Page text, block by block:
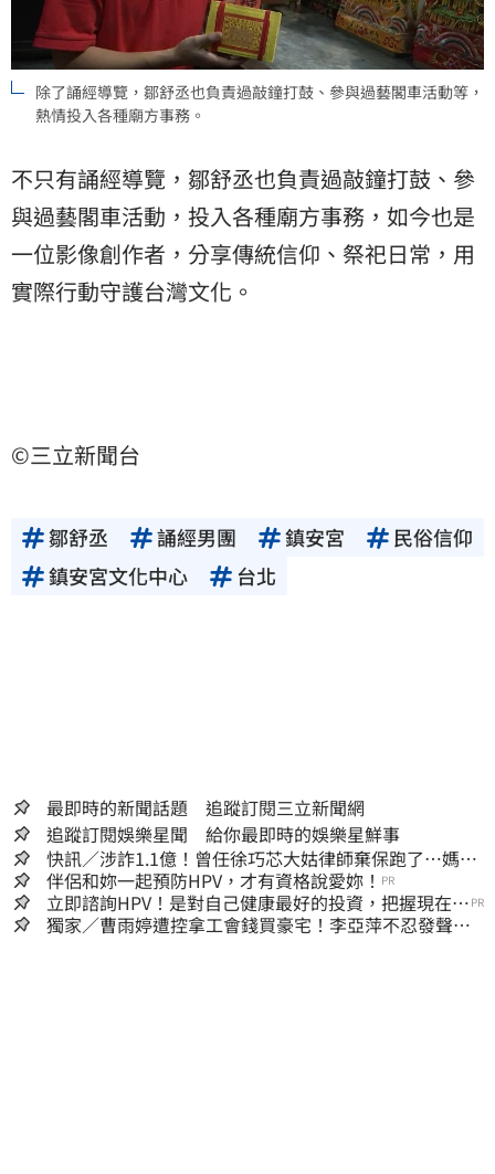
除了誦經導覽，鄒舒丞也負責過敲鐘打鼓、參與過藝閣車活動等，
熱情投入各種廟方事務。
不只有誦經導覽，鄒舒丞也負責過敲鐘打鼓、參
與過藝閣車活動，投入各種廟方事務，如今也是
一位影像創作者，分享傳統信仰、祭祀日常，用
實際行動守護台灣文化。
©三立新聞台
鄒舒丞 誦經男團 鎮安宮
民俗信仰
鎮安宮文化中心
台北
最即時的新聞話題 追蹤訂閱三立新聞網
追蹤訂閱娛樂星聞 給你最即時的娛樂星鮮事
快訊／涉詐1.1億！曾任徐巧芯大姑律師棄保跑了…媽也
離境 桃檢發通緝
伴侶和妳一起預防HPV，才有資格說愛妳！ PR
立即諮詢HPV！是對自己健康最好的投資，把握現在不
嫌晚！
PR
獨家／曹雨婷遭控拿工會錢買豪宅！李亞萍不忍發聲：